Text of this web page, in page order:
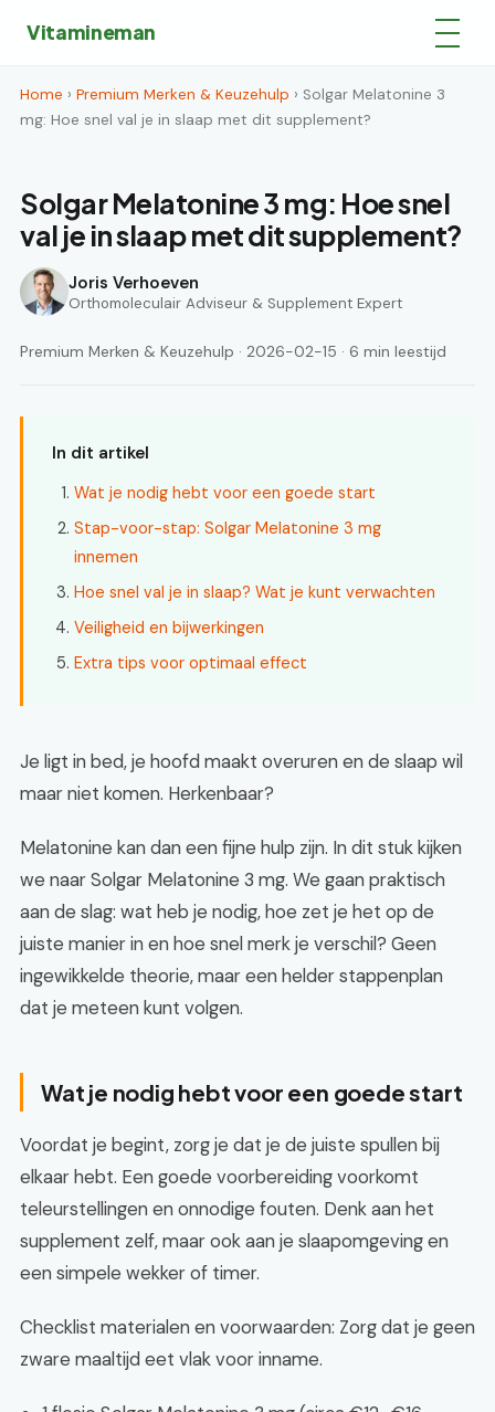
Vitamineman
Home › Premium Merken & Keuzehulp › Solgar Melatonine 3
mg: Hoe snel val je in slaap met dit supplement?
Solgar Melatonine 3 mg: Hoe snel
val je in slaap met dit supplement?
Joris Verhoeven
Orthomoleculair Adviseur & Supplement Expert
Premium Merken & Keuzehulp · 2026-02-15 · 6 min leestijd
In dit artikel
Wat je nodig hebt voor een goede start
Stap-voor-stap: Solgar Melatonine 3 mg
innemen
Hoe snel val je in slaap? Wat je kunt verwachten
Veiligheid en bijwerkingen
Extra tips voor optimaal effect
Je ligt in bed, je hoofd maakt overuren en de slaap wil
maar niet komen. Herkenbaar?
Melatonine kan dan een fijne hulp zijn. In dit stuk kijken
we naar Solgar Melatonine 3 mg. We gaan praktisch
aan de slag: wat heb je nodig, hoe zet je het op de
juiste manier in en hoe snel merk je verschil? Geen
ingewikkelde theorie, maar een helder stappenplan
dat je meteen kunt volgen.
Wat je nodig hebt voor een goede start
Voordat je begint, zorg je dat je de juiste spullen bij
elkaar hebt. Een goede voorbereiding voorkomt
teleurstellingen en onnodige fouten. Denk aan het
supplement zelf, maar ook aan je slaapomgeving en
een simpele wekker of timer.
Checklist materialen en voorwaarden: Zorg dat je geen
zware maaltijd eet vlak voor inname.